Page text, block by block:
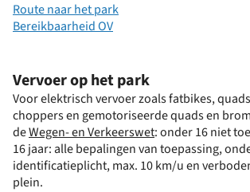
Route naar het park
Bereikbaarheid OV
Vervoer op het park
Voor elektrisch vervoer zoals fatbikes,
choppers en gemotoriseerde quads en
deWegen- en Verkeerswet: onder 16 niet
16 jaar: alle bepalingen van toepassing,
identificatieplicht, max. 10 km/u en
plein.